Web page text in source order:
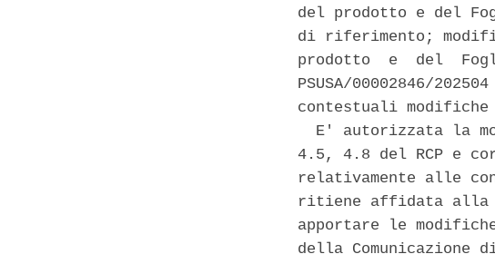
del prodotto e del
di riferimento;
prodotto  e  del
PSUSA/00002846/
contestuali
E' autorizzata la
4.5, 4.8 del RCP e
relativamente alle
ritiene affidata alla
apportare le
della